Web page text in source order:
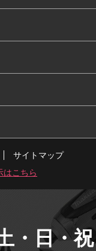
サイトマップ
はこちら
・日・祝